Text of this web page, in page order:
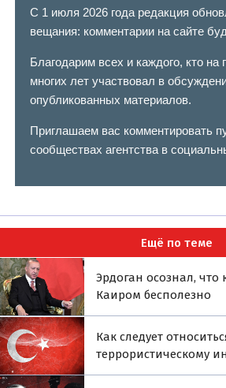
С 1 июля 2026 года редакция
вещания: комментарии на сайте
Благодарим всех и каждого, кто на
многих лет участвовал в
опубликованных материалов.
Приглашаем вас комментировать
сообществах агентства в
Ещё по теме
Эрдоган осознал, что
Каиром бесполезно
Как следует
террористическому